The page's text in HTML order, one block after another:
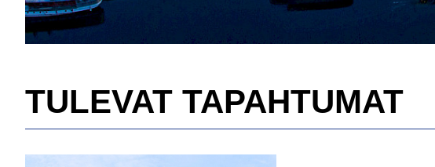
TULEVAT TAPAHTUMAT